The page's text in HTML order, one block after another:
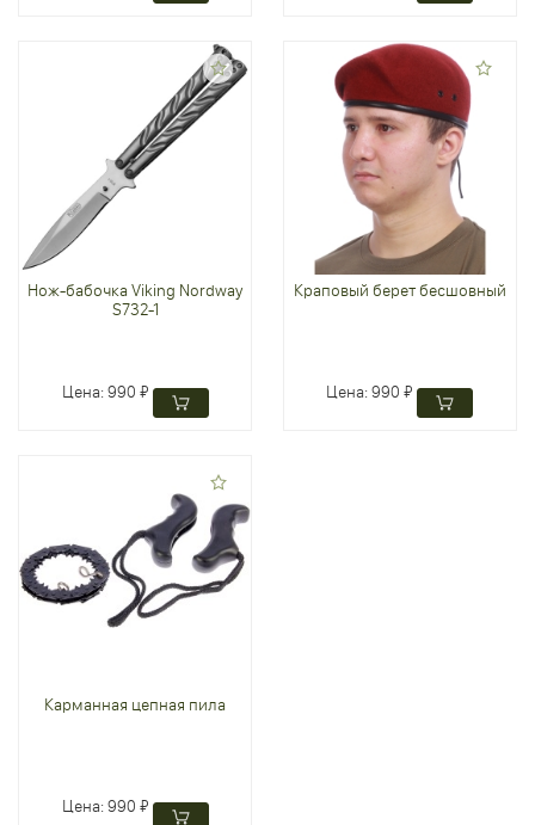
Нож-бабочка Viking Nordway
S732-1
Цена:990 ₽
Краповый берет бесшовный
Цена:990 ₽
Карманная цепная пила
Цена:990 ₽